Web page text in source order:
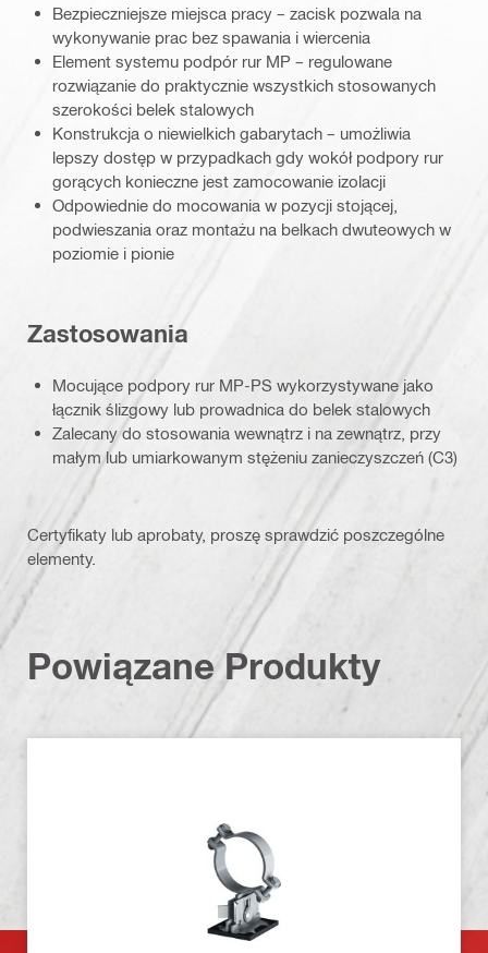
Bezpieczniejsze miejsca pracy – zacisk pozwala na
wykonywanie prac bez spawania i wiercenia
Element systemu podpór rur MP – regulowane
rozwiązanie do praktycznie wszystkich stosowanych
szerokości belek stalowych
Konstrukcja o niewielkich gabarytach – umożliwia
lepszy dostęp w przypadkach gdy wokół podpory rur
gorących konieczne jest zamocowanie izolacji
Odpowiednie do mocowania w pozycji stojącej,
podwieszania oraz montażu na belkach dwuteowych w
poziomie i pionie
Zastosowania
Mocujące podpory rur MP-PS wykorzystywane jako
łącznik ślizgowy lub prowadnica do belek stalowych
Zalecany do stosowania wewnątrz i na zewnątrz, przy
małym lub umiarkowanym stężeniu zanieczyszczeń (C3)
Certyfikaty lub aprobaty, proszę sprawdzić poszczególne
elementy.
Powiązane Produkty